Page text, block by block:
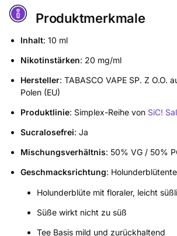
Produktmerkmale
Inhalt: 10 ml
Nikotinstärken: 20 mg/ml
Hersteller: TABASCO VAPE SP. Z O.O.
Polen (EU)
Produktlinie: Simplex-Reihe von SiC!
Sucralosefrei: Ja
Mischungsverhältnis: 50% VG / 50%
Geschmacksrichtung:
Holunderblüte mit floraler, leicht
Süße wirkt nicht zu süß
Tee Basis mild und zurückhaltend